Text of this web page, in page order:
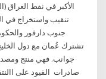
الأكبر في نفط العراق
تنقيب واستخراج في
تشترك عُمان مع دول
جوانب. فهي منتج
صادرات القيود على